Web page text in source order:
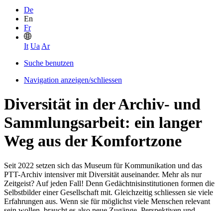
De
En
Fr
It Ua Ar
Suche benutzen
Navigation anzeigen/schliessen
Diversität in der Archiv- und
Sammlungsarbeit: ein langer
Weg aus der Komfortzone
Seit 2022 setzen sich das Museum für Kommunikation und das
PTT-Archiv intensiver mit Diversität auseinander. Mehr als nur
Zeitgeist? Auf jeden Fall! Denn Gedächtnisinstitutionen formen die
Selbstbilder einer Gesellschaft mit. Gleichzeitig schliessen sie viele
Erfahrungen aus. Wenn sie für möglichst viele Menschen relevant